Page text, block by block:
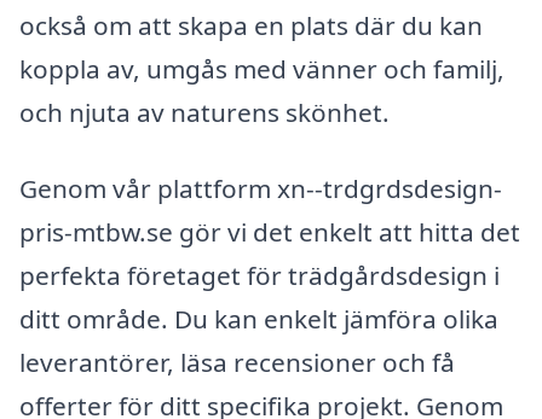
också om att skapa en plats där du kan
koppla av, umgås med vänner och familj,
och njuta av naturens skönhet.
Genom vår plattform xn--trdgrdsdesign-
pris-mtbw.se gör vi det enkelt att hitta det
perfekta företaget för trädgårdsdesign i
ditt område. Du kan enkelt jämföra olika
leverantörer, läsa recensioner och få
offerter för ditt specifika projekt. Genom